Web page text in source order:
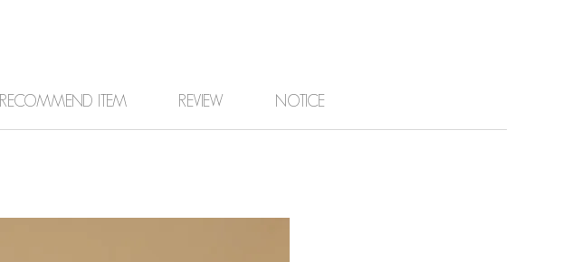
RECOMMEND ITEM REVIEW NOTICE